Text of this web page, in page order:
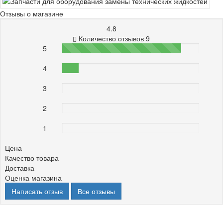
Отзывы о магазине
4.8
Количество отзывов 9
5
87%
4
3
2
1
Цена
Качество товара
Доставка
Оценка магазина
Написать отзыв
Все отзывы